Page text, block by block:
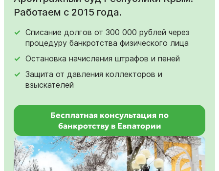
Работаем с 2015 года.
Списание долгов от 300 000 рублей через
процедуру банкротства физического лица
Остановка начисления штрафов и пеней
Защита от давления коллекторов и
взыскателей
Бесплатная консультация по
банкротству в Евпатории